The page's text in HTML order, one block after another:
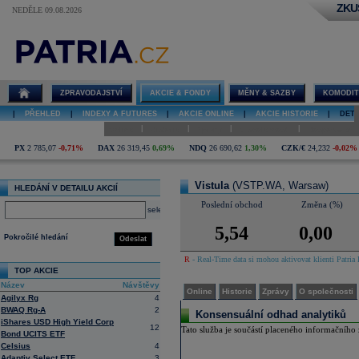
NEDĚLE 09.08.2026
Vistula online
ZPRAVODAJSTVÍ AKCIE & FONDY MĚNY & SAZBY
PŘEHLED INDEXY A FUTURES AKCIE ONLINE AKCIE HISTORIE
PX 2 785,07 -0,71% DAX 26 319,45 0,69% NDQ 26 690,62 1,30% CZK/€ 24,232 -0,02%
HLEDÁNÍ V DETAILU AKCIÍ
select
Odeslat
Pokročilé hledání
TOP AKCIE
Název
Návštěvy
Agilyx Rg
4
BWAQ Rg-A
2
iShares USD High Yield Corp
Bond UCITS ETF
12
Celsius
4
Vistula (VSTP.WA, Warsaw)
Poslední obchod Změna (%)
5,54 0,00
R - Real-Time data si mohou aktivovat klienti
Online Historie Zprávy O společnosti
Konsensuální odhad analytiků
Tato služba je součástí placeného